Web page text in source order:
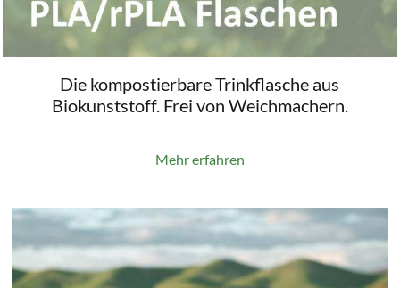
Die kompostierbare Trinkflasche aus
Biokunststoff. Frei von Weichmachern.
Mehr erfahren